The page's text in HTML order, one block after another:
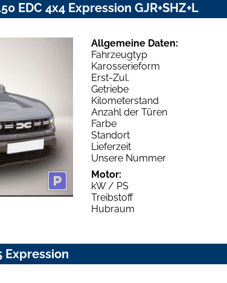
EDC 4x4 Expression GJR+SHZ+L
Allgemeine Daten:
Fahrzeugtyp
Karosserieform
Erst-Zul.
Getriebe
Kilometerstand
Anzahl der Türen
Farbe
Standort
Lieferzeit
Unsere Nummer
Motor:
kW / PS
Treibstoff
Hubraum
Expression